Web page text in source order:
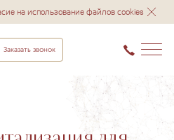
на использование файлов cookies
Заказать звонок